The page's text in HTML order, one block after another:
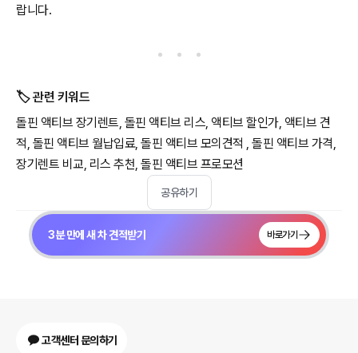
랍니다.
🏷️ 관련 키워드
돌핀 액티브 장기렌트, 돌핀 액티브 리스, 액티브 할인가, 액티브 견
적, 돌핀 액티브 월납입료, 돌핀 액티브 모의견적 , 돌핀 액티브 가격,
장기렌트 비교, 리스 추천, 돌핀 액티브 프로모션
공유하기
3분 만에 새 차 견적받기 바로가기
고객센터 문의하기